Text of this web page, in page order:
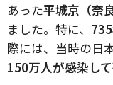
あった平城京（奈
ました。特に、
際には、当時の日
150万人が感染し